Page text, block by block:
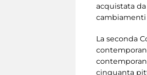
acquistata
La seconda
cinquanta